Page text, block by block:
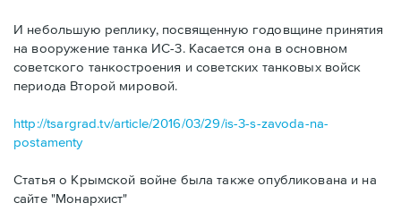
И небольшую реплику, посвященную годовщине принятия
на вооружение танка ИС-3. Касается она в основном
советского танкостроения и советских танковых войск
периода Второй мировой.
http://tsargrad.tv/article/2016/03/29/is-3-s-zavoda-na-
postamenty
Статья о Крымской войне была также опубликована и на
сайте "Монархист"